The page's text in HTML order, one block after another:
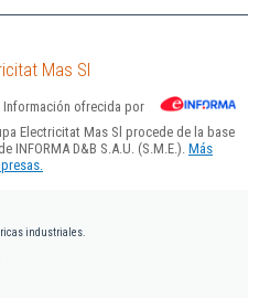
Mas Sl
Información ofrecida por
Electricitat Mas Sl procede de la base
INFORMA D&B S.A.U. (S.M.E.). Más
industriales.